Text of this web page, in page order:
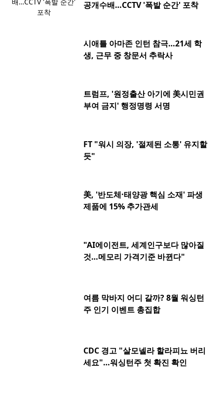
공개수배…CCTV '폭발 순간' 포착
시애틀 아마존 인턴 참극…21세 학
생, 근무 중 창문서 추락사
트럼프, '원정출산 아기에 美시민권
부여 금지' 행정명령 서명
FT "워시 의장, '절제된 소통' 유지할
듯"
美, '반도체·태양광 핵심 소재' 파생
제품에 15% 추가관세
"AI에이전트, 세계인구보다 많아질
것…메모리 가격기준 바뀐다"
여름 막바지 어디 갈까? 8월 워싱턴
주 인기 이벤트 총집합
CDC 경고 "살모넬라 할라피뇨 버리
세요"…워싱턴주 첫 확진 확인